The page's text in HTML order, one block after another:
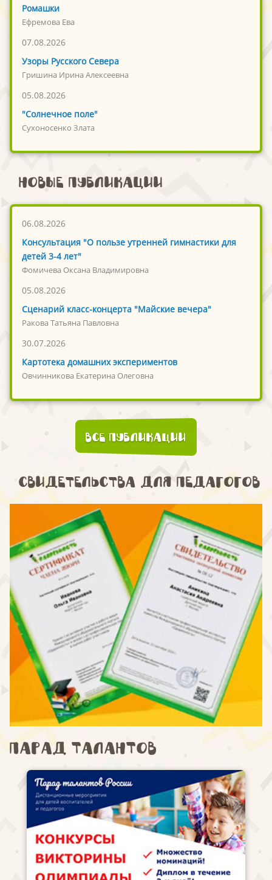
Ромашки
Ефремова Ева
07.08.2026
Узоры Русского Севера
Гришина Ирина Алексеевна
05.08.2026
"Солнечное поле"
Сухоносенко Злата
Новые публикации
06.08.2026
Консультация "О пользе утренней гимнастики для
детей 3-4 лет"
Фомичева Оксана Владимировна
05.08.2026
Сценарий класс-концерта "Майские вечера"
Ракова Татьяна Павловна
30.07.2026
Картотека домашних экспериментов
Овчинникова Екатерина Олеговна
Все публикации
Свидетельства для педагогов
Парад талантов